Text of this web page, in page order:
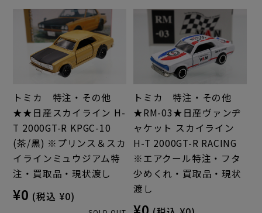
トミカ 特注・その他
★★日産スカイライン H-
T 2000GT-R KPGC-10
(茶/黒) ※プリンス＆スカ
イラインミュウジアム特
注・買取品・現状渡し
¥0 (税込 ¥0)
トミカ 特注・その他
★RM-03★日産ヴァンヂ
ャケット スカイライン
H-T 2000GT-R RACING
※エアクール特注・フタ
少めくれ・買取品・現状
渡し